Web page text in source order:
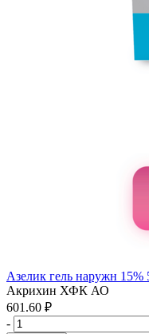
Азелик гель наружн 15%
Акрихин ХФК АО
601.60 ₽
-